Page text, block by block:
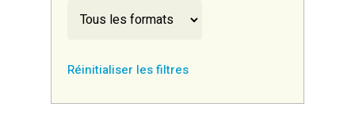
Réinitialiser les filtres